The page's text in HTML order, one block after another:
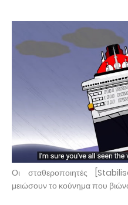
Οι σταθεροποιητές
μειώσουν το κούνημα που